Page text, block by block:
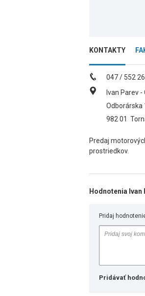
KONTAKTY
047 / 552
Ivan Parev -
Odborárska
982 01
Predaj
prostriedkov.
Hodnotenia Ivan
Pridaj
Pridávať